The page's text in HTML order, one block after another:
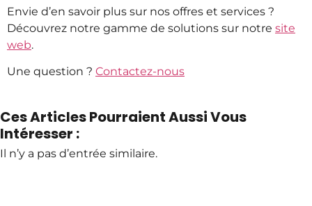
Envie d’en savoir plus sur nos offres et services ?
Découvrez notre gamme de solutions sur notre site
web.
Une question ? Contactez-nous
Ces Articles Pourraient Aussi Vous
Intéresser :
Il n’y a pas d’entrée similaire.